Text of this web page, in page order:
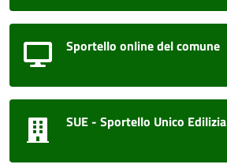
Sportello online del comune
SUE - Sportello Unico Edilizia